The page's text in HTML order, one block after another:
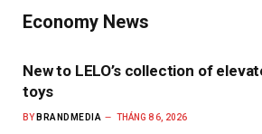
Economy News
New to LELO’s collection of
toys
BY BRANDMEDIA THÁNG 8 6, 2026